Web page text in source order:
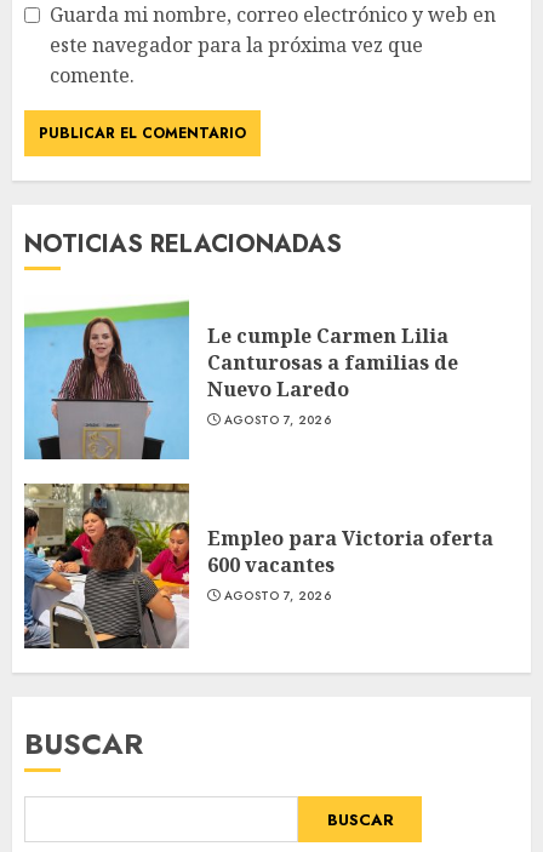
Guarda mi nombre, correo electrónico y web en
este navegador para la próxima vez que
comente.
NOTICIAS RELACIONADAS
Le cumple Carmen Lilia
Canturosas a familias de
Nuevo Laredo
AGOSTO 7, 2026
Empleo para Victoria oferta
600 vacantes
AGOSTO 7, 2026
BUSCAR
BUSCAR